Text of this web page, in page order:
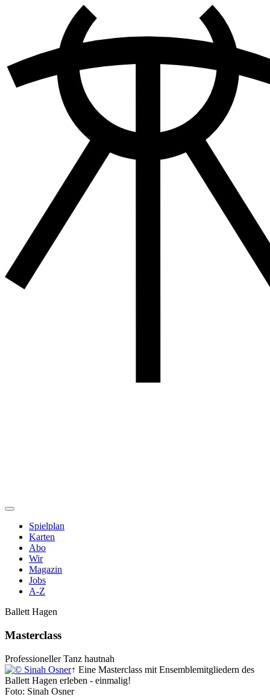
Spielplan
Karten
Abo
Wir
Magazin
Jobs
A-Z
Ballett Hagen
Masterclass
Professioneller Tanz hautnah
↑ Eine Masterclass mit Ensemblemitgliedern des
Ballett Hagen erleben - einmalig!
Foto: Sinah Osner